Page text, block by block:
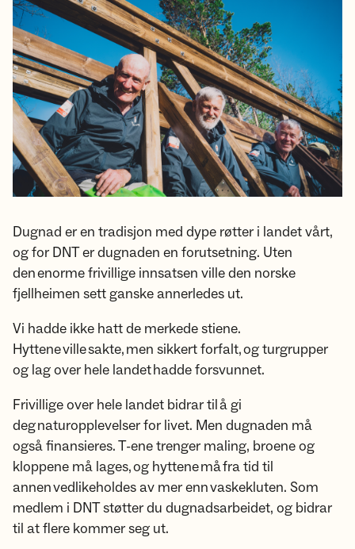
Dugnad er en tradisjon med dype røtter i landet vårt,
og for DNT er dugnaden en forutsetning. Uten
den enorme frivillige innsatsen ville den norske
fjellheimen sett ganske annerledes ut.
Vi hadde ikke hatt de merkede stiene.
Hyttene ville sakte, men sikkert forfalt, og turgrupper
og lag over hele landet hadde forsvunnet.
Frivillige over hele landet bidrar til å gi
deg naturopplevelser for livet. Men dugnaden må
også finansieres. T-ene trenger maling, broene og
kloppene må lages, og hyttene må fra tid til
annen vedlikeholdes av mer enn vaskekluten. Som
medlem i DNT støtter du dugnadsarbeidet, og bidrar
til at flere kommer seg ut.